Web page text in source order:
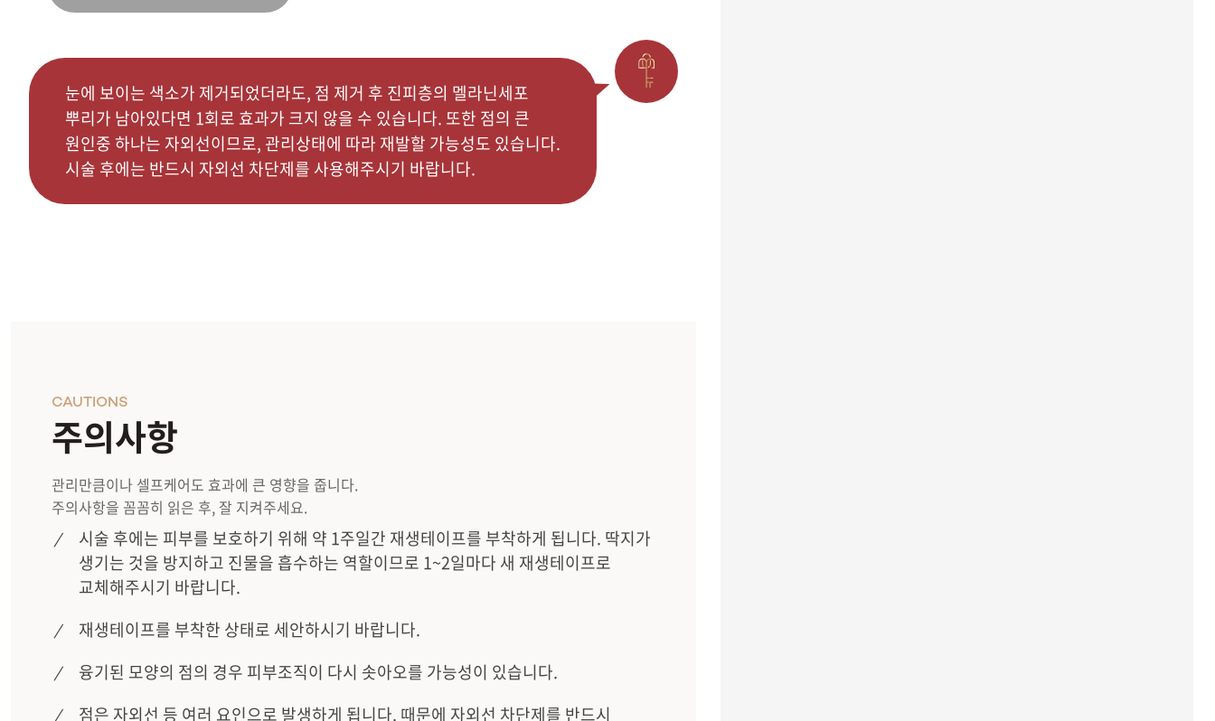
눈에 보이는 색소가 제거되었더라도, 점 제거 후 진피층의 멜라닌세포
뿌리가 남아있다면 1회로 효과가 크지 않을 수 있습니다. 또한 점의 큰
원인중 하나는 자외선이므로, 관리상태에 따라 재발할 가능성도 있습니다.
시술 후에는 반드시 자외선 차단제를 사용해주시기 바랍니다.
주의사항
CAUTIONS
관리만큼이나 셀프케어도 효과에 큰 영향을 줍니다.
주의사항을 꼼꼼히 읽은 후, 잘 지켜주세요.
시술 후에는 피부를 보호하기 위해 약 1주일간 재생테이프를 부착하게 됩니다. 딱지가
생기는 것을 방지하고 진물을 흡수하는 역할이므로 1~2일마다 새 재생테이프로
교체해주시기 바랍니다.
재생테이프를 부착한 상태로 세안하시기 바랍니다.
융기된 모양의 점의 경우 피부조직이 다시 솟아오를 가능성이 있습니다.
점은 자외선 등 여러 요인으로 발생하게 됩니다. 때문에 자외선 차단제를 반드시